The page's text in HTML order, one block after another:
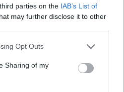
parties on the IAB’s List of
may further disclose it to other
Opt Outs
Sharing of my